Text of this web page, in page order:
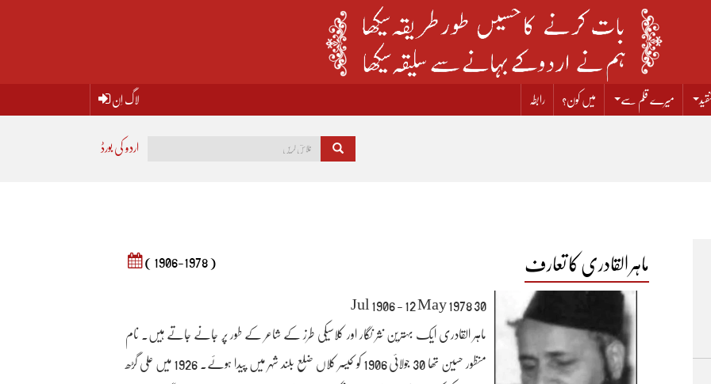
میرے قلم سے میں کون؟ رابطہ لاگ اِن
اردو کی بورڈ
ماہر القادری کا تعارف ( 1906-1978 )
30 Jul 1906 - 12 May 1978
ماہر القادری ایک بہترین نثر نگار اور کلاسیکی طرز کے شاعر کے طور پر جانے جاتے ہیں۔ نام
منظور حسین تھا 30 جولائی 1906 کو کیسر کلاں ضلع بلند شہر میں پیدا ہوئے۔ 1926 میں علی گڑھ